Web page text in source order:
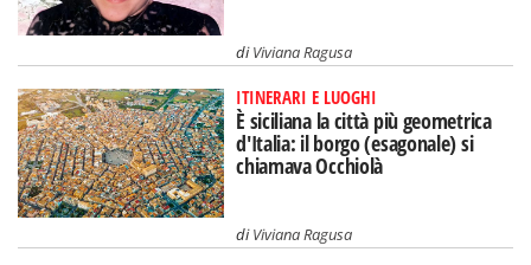
diViviana Ragusa
ITINERARI E LUOGHI
È siciliana la città più geometrica
d'Italia: il borgo (esagonale) si
chiamava Occhiolà
diViviana Ragusa